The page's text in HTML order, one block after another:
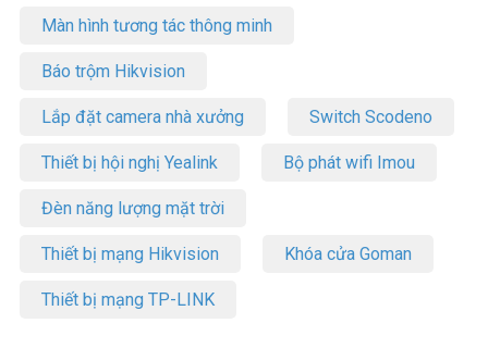
Màn hình tương tác thông minh
Báo trộm Hikvision
Lắp đặt camera nhà xưởng Switch Scodeno
Thiết bị hội nghị Yealink Bộ phát wifi Imou
Đèn năng lượng mặt trời
Thiết bị mạng Hikvision Khóa cửa Goman
Thiết bị mạng TP-LINK